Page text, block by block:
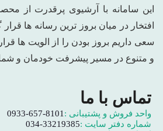
این سامانه با آرشیوی پرقدرت از
افتخار در میان بروز ترین رسانه ها
سعی داریم بروز بودن را از الویت ها
و متنوع در مسیر پیشرفت خودمان و
تماس با ما
واحد فروش و پشتیبانی : 0933-657-8101
شماره دفتر سایت :034-33219385